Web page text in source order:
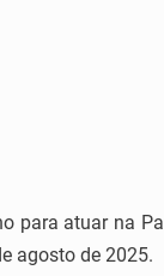
para atuar na
agosto de 2025.